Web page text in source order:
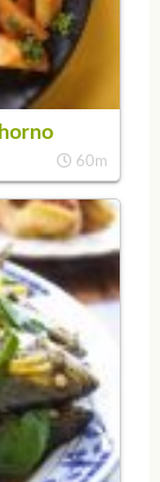
60m